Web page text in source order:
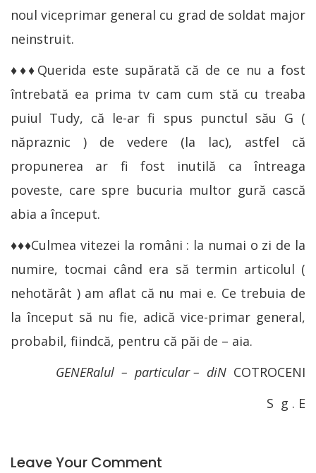
noul viceprimar general cu grad de soldat major
neinstruit.
♦♦♦Querida este supărată că de ce nu a fost
întrebată ea prima tv cam cum stă cu treaba
puiul Tudy, că le-ar fi spus punctul său G (
năpraznic ) de vedere (la lac), astfel că
propunerea ar fi fost inutilă ca întreaga
poveste, care spre bucuria multor gură cască
abia a început.
♦♦♦Culmea vitezei la români : la numai o zi de la
numire, tocmai când era să termin articolul (
nehotărât ) am aflat că nu mai e. Ce trebuia de
la început să nu fie, adică vice-primar general,
probabil, fiindcă, pentru că păi de – aia.
GENERalul – particular – diN COTROCENI
S g . E
Leave Your Comment